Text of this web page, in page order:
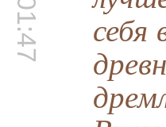
себя